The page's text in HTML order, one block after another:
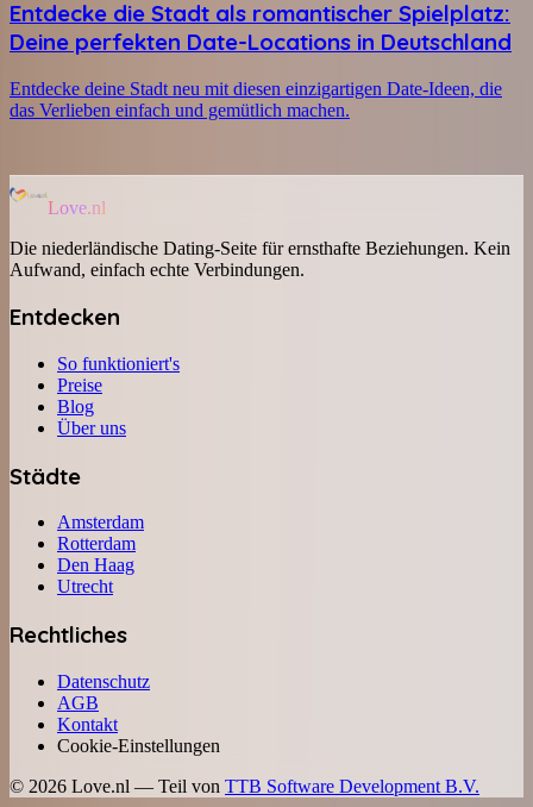
Entdecke die Stadt als romantischer Spielplatz:
Deine perfekten Date-Locations in Deutschland
Entdecke deine Stadt neu mit diesen einzigartigen Date-Ideen, die
das Verlieben einfach und gemütlich machen.
Love.nl
Die niederländische Dating-Seite für ernsthafte Beziehungen. Kein
Aufwand, einfach echte Verbindungen.
Entdecken
So funktioniert's
Preise
Blog
Über uns
Städte
Amsterdam
Rotterdam
Den Haag
Utrecht
Rechtliches
Datenschutz
AGB
Kontakt
Cookie-Einstellungen
© 2026 Love.nl — Teil von TTB Software Development B.V.